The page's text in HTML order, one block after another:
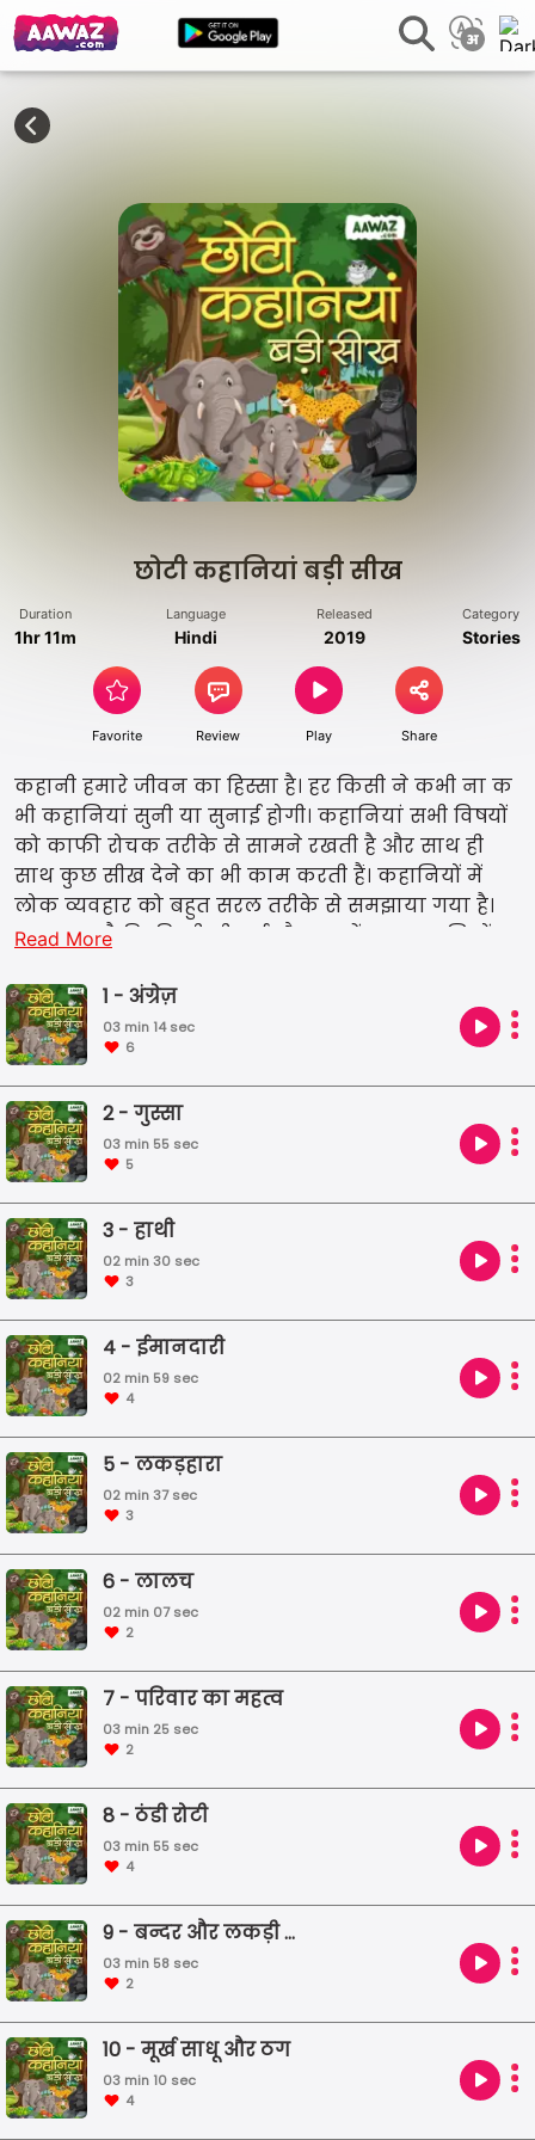
छोटी कहानियां बड़ी सीख
Duration
1hr 11m
Language
Hindi
Released
2019
Category
Stories
Favorite Review Play Share
कहानी हमारे जीवन का हिस्सा है। हर किसी ने कभी ना क
भी कहानियां सुनी या सुनाई होगी। कहानियां सभी विषयों
को काफी रोचक तरीके से सामने रखती है और साथ ही
साथ कुछ सीख देने का भी काम करती हैं। कहानियों में
लोक व्यवहार को बहुत सरल तरीके से समझाया गया है।
खास बात है कि किसी भी वर्ग और उम्र में आप कहानियों
हम आपके लिए कुछ ऐसी ही कहानियां लेकर आए है।
Read More
1 - अंग्रेज़
03 min 14 sec
6
2 - गुस्सा
03 min 55 sec
5
3 - हाथी
02 min 30 sec
3
4 - ईमानदारी
02 min 59 sec
4
5 - लकड़हारा
02 min 37 sec
3
6 - लालच
02 min 07 sec
2
7 - परिवार का महत्व
03 min 25 sec
2
8 - ठंडी रोटी
03 min 55 sec
4
9 - बन्दर और लकड़ी का खूंटा
03 min 58 sec
2
10 - मूर्ख साधू और ठग
03 min 10 sec
4